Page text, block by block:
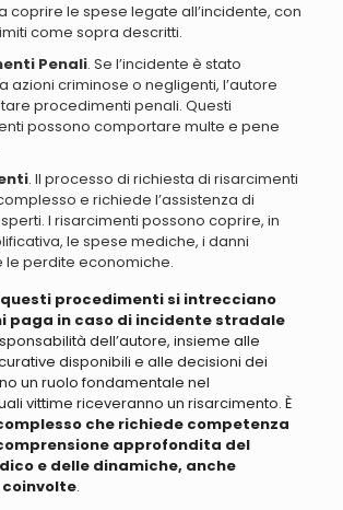
coprire le spese legate all’incidente, con
come sopra descritti.
Penali. Se l’incidente è stato
azioni criminose o negligenti, l’autore
procedimenti penali. Questi
possono comportare multe e pene
. Il processo di richiesta di risarcimenti
e richiede l’assistenza di
I risarcimenti possono coprire, in
le spese mediche, i danni
le perdite economiche.
questi procedimenti si intrecciano
paga in caso di incidente stradale
dell’autore, insieme alle
disponibili e alle decisioni dei
un ruolo fondamentale nel
vittime riceveranno un risarcimento. È
che richiede competenza
approfondita del
e delle dinamiche, anche
.